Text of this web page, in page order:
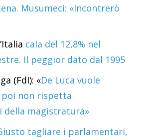
Musumeci: «Incontrerò
cala del 12,8% nel
Il peggior dato dal 1995
(FdI): «De Luca vuole
poi non rispetta
della magistratura»
tagliare i parlamentari,